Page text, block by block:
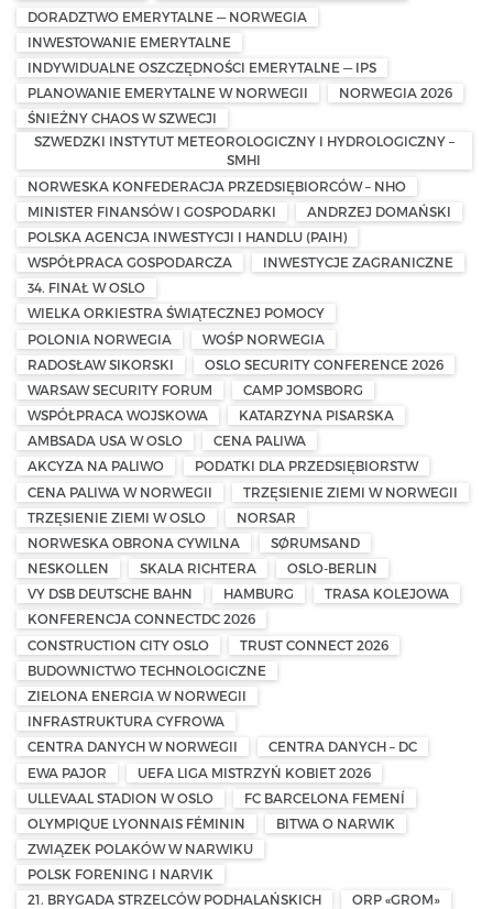
DORADZTWO EMERYTALNE — NORWEGIA
INWESTOWANIE EMERYTALNE
INDYWIDUALNE OSZCZĘDNOŚCI EMERYTALNE — IPS
PLANOWANIE EMERYTALNE W NORWEGII
NORWEGIA 2026
ŚNIEŻNY CHAOS W SZWECJI
SZWEDZKI INSTYTUT METEOROLOGICZNY I HYDROLOGICZNY –
SMHI
NORWESKA KONFEDERACJA PRZEDSIĘBIORCÓW – NHO
MINISTER FINANSÓW I GOSPODARKI
ANDRZEJ DOMAŃSKI
POLSKA AGENCJA INWESTYCJI I HANDLU (PAIH)
WSPÓŁPRACA GOSPODARCZA
INWESTYCJE ZAGRANICZNE
34. FINAŁ W OSLO
WIELKA ORKIESTRA ŚWIĄTECZNEJ POMOCY
POLONIA NORWEGIA
WOŚP NORWEGIA
RADOSŁAW SIKORSKI
OSLO SECURITY CONFERENCE 2026
WARSAW SECURITY FORUM
CAMP JOMSBORG
WSPÓŁPRACA WOJSKOWA
KATARZYNA PISARSKA
AMBSADA USA W OSLO
CENA PALIWA
AKCYZA NA PALIWO
PODATKI DLA PRZEDSIĘBIORSTW
CENA PALIWA W NORWEGII
TRZĘSIENIE ZIEMI W NORWEGII
TRZĘSIENIE ZIEMI W OSLO
NORSAR
NORWESKA OBRONA CYWILNA
SØRUMSAND
NESKOLLEN
SKALA RICHTERA
OSLO-BERLIN
VY DSB DEUTSCHE BAHN
HAMBURG
TRASA KOLEJOWA
KONFERENCJA CONNECTDC 2026
CONSTRUCTION CITY OSLO
TRUST CONNECT 2026
BUDOWNICTWO TECHNOLOGICZNE
ZIELONA ENERGIA W NORWEGII
INFRASTRUKTURA CYFROWA
CENTRA DANYCH W NORWEGII
CENTRA DANYCH – DC
EWA PAJOR
UEFA LIGA MISTRZYŃ KOBIET 2026
ULLEVAAL STADION W OSLO
FC BARCELONA FEMENÍ
OLYMPIQUE LYONNAIS FÉMININ
BITWA O NARWIK
ZWIĄZEK POLAKÓW W NARWIKU
POLSK FORENING I NARVIK
21. BRYGADA STRZELCÓW PODHALAŃSKICH
ORP «GROM»